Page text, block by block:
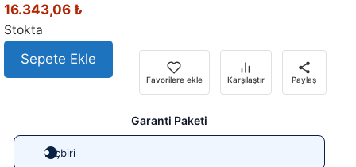
16.343,06 ₺
Stokta
Sepete Ekle
Favorilere ekle Karşılaştır Paylaş
Garanti Paketi
Hiçbiri